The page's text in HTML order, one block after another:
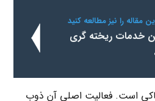
مقاله را نیز مطالعه کنید
خدمات ریخته گری
است. فعالیت اصلی آن ذوب